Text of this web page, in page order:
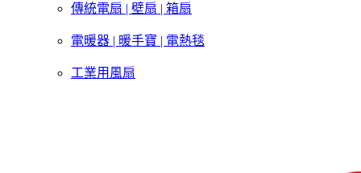
傳統電扇 | 壁扇 | 箱扇
電暖器 | 暖手寶 | 電熱毯
工業用風扇